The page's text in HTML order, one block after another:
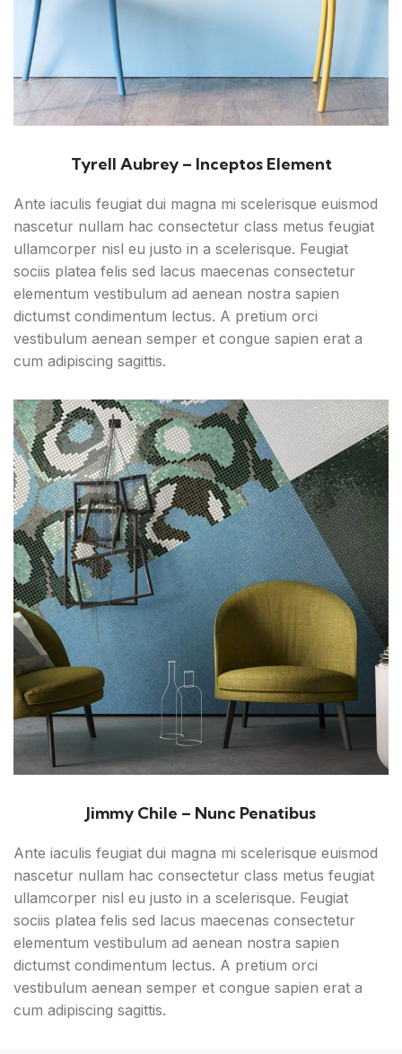
Tyrell Aubrey – Inceptos Element
Ante iaculis feugiat dui magna mi scelerisque euismod
nascetur nullam hac consectetur class metus feugiat
ullamcorper nisl eu justo in a scelerisque. Feugiat
sociis platea felis sed lacus maecenas consectetur
elementum vestibulum ad aenean nostra sapien
dictumst condimentum lectus. A pretium orci
vestibulum aenean semper et congue sapien erat a
cum adipiscing sagittis.
Jimmy Chile – Nunc Penatibus
Ante iaculis feugiat dui magna mi scelerisque euismod
nascetur nullam hac consectetur class metus feugiat
ullamcorper nisl eu justo in a scelerisque. Feugiat
sociis platea felis sed lacus maecenas consectetur
elementum vestibulum ad aenean nostra sapien
dictumst condimentum lectus. A pretium orci
vestibulum aenean semper et congue sapien erat a
cum adipiscing sagittis.